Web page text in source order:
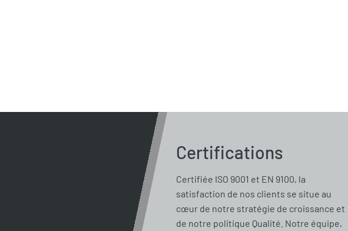
Certifications
Certifiée ISO 9001 et EN 9100, la
satisfaction de nos clients se situe au
cœur de notre stratégie de croissance et
de notre politique Qualité. Notre équipe,